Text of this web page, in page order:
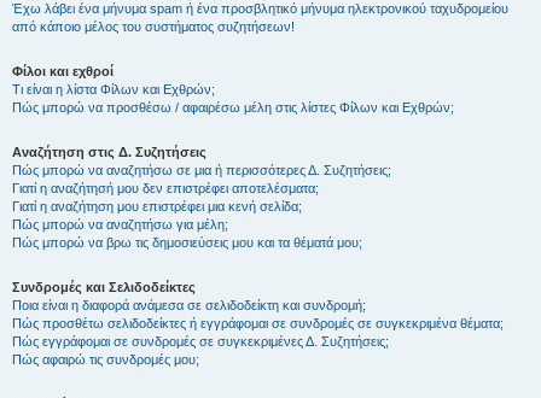
Έχω λάβει ένα μήνυμα spam ή ένα προσβλητικό μήνυμα ηλεκτρονικού ταχυδρομείου
από κάποιο μέλος του συστήματος συζητήσεων!
Φίλοι και εχθροί
Τι είναι η λίστα Φίλων και Εχθρών;
Πώς μπορώ να προσθέσω / αφαιρέσω μέλη στις λίστες Φίλων και Εχθρών;
Αναζήτηση στις Δ. Συζητήσεις
Πώς μπορώ να αναζητήσω σε μια ή περισσότερες Δ. Συζητήσεις;
Γιατί η αναζήτησή μου δεν επιστρέφει αποτελέσματα;
Γιατί η αναζήτηση μου επιστρέφει μια κενή σελίδα;
Πώς μπορώ να αναζητήσω για μέλη;
Πώς μπορώ να βρω τις δημοσιεύσεις μου και τα θέματά μου;
Συνδρομές και Σελιδοδείκτες
Ποια είναι η διαφορά ανάμεσα σε σελιδοδείκτη και συνδρομή;
Πώς προσθέτω σελιδοδείκτες ή εγγράφομαι σε συνδρομές σε συγκεκριμένα θέματα;
Πώς εγγράφομαι σε συνδρομές σε συγκεκριμένες Δ. Συζητήσεις;
Πώς αφαιρώ τις συνδρομές μου;